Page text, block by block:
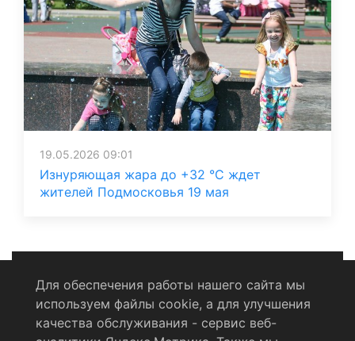
19.05.2026 09:01
Изнуряющая жара до +32 °C ждет
жителей Подмосковья 19 мая
Политика конфиденциальности
Для обеспечения работы нашего сайта мы
используем файлы cookie, а для улучшения
качества обслуживания - сервис веб-